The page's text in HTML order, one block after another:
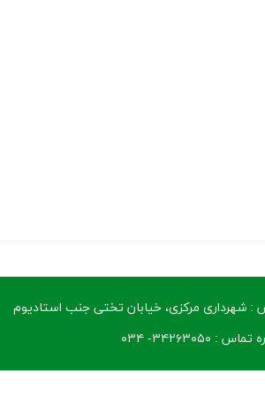
: شهرداری مرکزی، خیابان تختی جنب استادیوم
: ۳۴۲۶۳۰۵۰- ۰۳۴